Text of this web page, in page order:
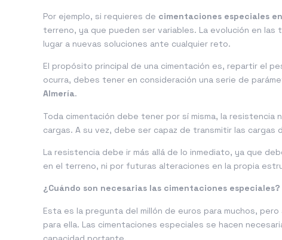
Por ejemplo, si requieres de cimentaciones especiales
terreno, ya que pueden ser variables. La evolución en
lugar a nuevas soluciones ante cualquier reto.
El propósito principal de una cimentación es, repartir el
ocurra, debes tener en consideración una serie de
Almería.
Toda cimentación debe tener por sí misma, la
cargas. A su vez, debe ser capaz de transmitir las
La resistencia debe ir más allá de lo inmediato, ya que
en el terreno, ni por futuras alteraciones en la propia
¿Cuándo son necesarias las cimentaciones especiales?
Esta es la pregunta del millón de euros para muchos,
para ella. Las cimentaciones especiales se hacen